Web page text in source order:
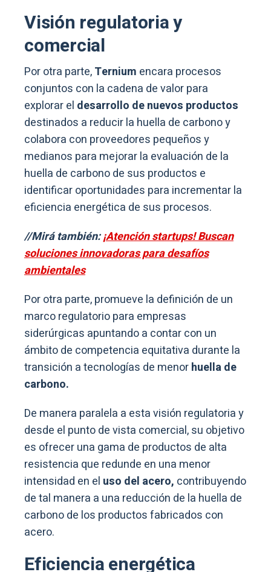
Visión regulatoria y
comercial
Por otra parte,Ternium encara procesos
conjuntos con la cadena de valor para
explorar el desarrollo de nuevos productos
destinados a reducir la huella de carbono y
colabora con proveedores pequeños y
medianos para mejorar la evaluación de la
huella de carbono de sus productos e
identificar oportunidades para incrementar la
eficiencia energética de sus procesos.
//Mirá también:¡Atención startups! Buscan
soluciones innovadoras para desafíos
ambientales
Por otra parte, promueve la definición de un
marco regulatorio para empresas
siderúrgicas apuntando a contar con un
ámbito de competencia equitativa durante la
transición a tecnologías de menorhuella de
carbono.
De manera paralela a esta visión regulatoria y
desde el punto de vista comercial, su objetivo
es ofrecer una gama de productos de alta
resistencia que redunde en una menor
intensidad en el uso del acero, contribuyendo
de tal manera a una reducción de la huella de
carbono de los productos fabricados con
acero.
Eficiencia energética